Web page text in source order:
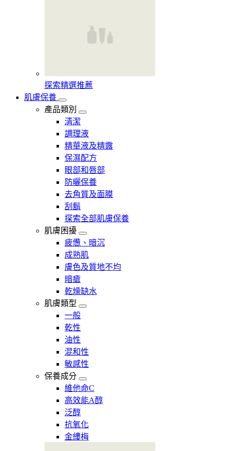
探索精選推薦
肌膚保養
產品類別
清潔
調理液
精華液及精露
保濕配方
眼部和唇部
防曬保養
去角質及面膜
刮鬍
探索全部肌膚保養
肌膚困擾
疲憊、暗沉
成熟肌
膚色及質地不均
暗瘡​
乾燥缺水
肌膚類型
一般
乾性
油性
混和性
敏感性
保養成分
維他命C
高效能A醇
泛醇
抗氧化
金縷梅